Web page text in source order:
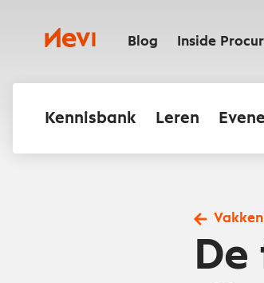
inhoudNevi Blog Inside
Kennisbank Leren